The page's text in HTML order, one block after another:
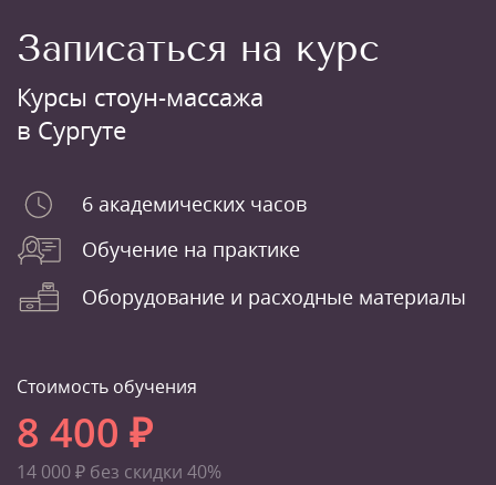
Записаться на курс
Курсы стоун-массажа
в Сургуте
6 академических часов
Обучение на практике
Оборудование и расходные материалы
Стоимость обучения
8 400 ₽
14 000 ₽ без скидки 40%